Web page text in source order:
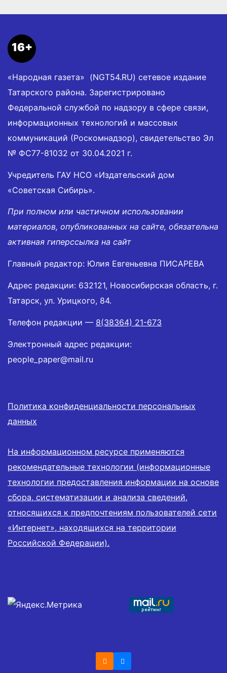
16+
«Народная газета» (NGT54.RU) сетевое издание
Татарского района. Зарегистрировано
Федеральной службой по надзору в сфере связи,
информационных технологий и массовых
коммуникаций (Роскомнадзор), свидетельство Эл
№ ФС77-81032 от 30.04.2021 г.
Учредитель ГАУ НСО «Издательский дом
«Советская Сибирь».
При полном или частичном использовании
материалов, опубликованных на сайте, обязательна
активная гиперссылка на сайт
Главный редактор: Юлия Евгеньевна ПИСАРЕВА
Адрес редакции: 632121, Новосибирская область, г.
Татарск, ул. Урицкого, 84.
Телефон редакции — 8(38364) 21-673
Электронный адрес редакции:
people_paper@mail.ru
Политика конфиденциальности персональных
данных
На информационном ресурсе применяются
рекомендательные технологии (информационные
технологии предоставления информации на основе
сбора, систематизации и анализа сведений,
относящихся к предпочтениям пользователей сети
«Интернет», находящихся на территории
Российской Федерации).